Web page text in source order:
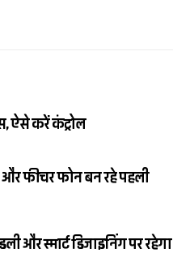
ऐसे करें कंट्रोल
और फीचर फोन बन रहे पहली
और स्मार्ट डिजाइनिंग पर रहेगा